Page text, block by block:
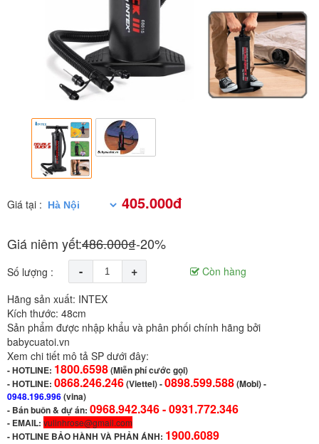
Giá tại : 405.000đ
Giá niêm yết:486.000₫-20%
Số lượng : - +
Còn hàng
Hãng sản xuất: INTEX
Kích thước: 48cm
Sản phẩm được nhập khẩu và phân phối chính hãng bởi
babycuatoi.vn
Xem chi tiết mô tả SP dưới đây:
-HOTLINE: 1800.6598(Miễn phí cước gọi)
- HOTLINE: 0868.246.246(Viettel)-0898.599.588(Mobi) -
0948.196.996(vina)
- Bán buôn & dự án: 0968.942.346 -0931.772.346
- EMAIL: vulinhrose@gmail.com
-HOTLINE BẢO HÀNH VÀ PHẢN ÁNH: 1900.6089